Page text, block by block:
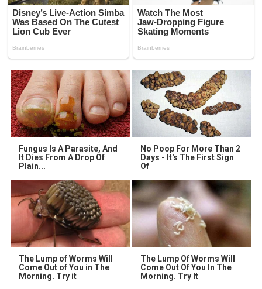
Fungus Is A Parasite, And
It Dies From A Drop Of
Plain...
No Poop For More Than 2
Days - It's The First Sign
Of
The Lump of Worms Will
Come Out of You in The
Morning. Try it
The Lump Of Worms Will
Come Out Of You In The
Morning. Try It